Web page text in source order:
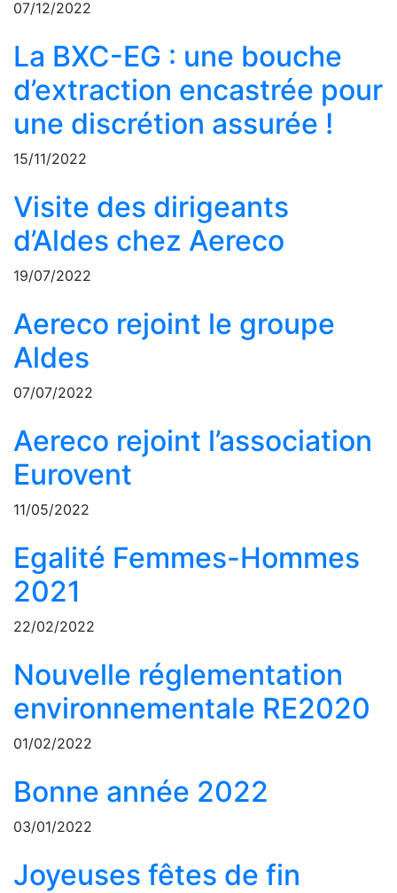
07/12/2022
La BXC-EG : une bouche
d’extraction encastrée pour
une discrétion assurée !
15/11/2022
Visite des dirigeants
d’Aldes chez Aereco
19/07/2022
Aereco rejoint le groupe
Aldes
07/07/2022
Aereco rejoint l’association
Eurovent
11/05/2022
Egalité Femmes-Hommes
2021
22/02/2022
Nouvelle réglementation
environnementale RE2020
01/02/2022
Bonne année 2022
03/01/2022
Joyeuses fêtes de fin